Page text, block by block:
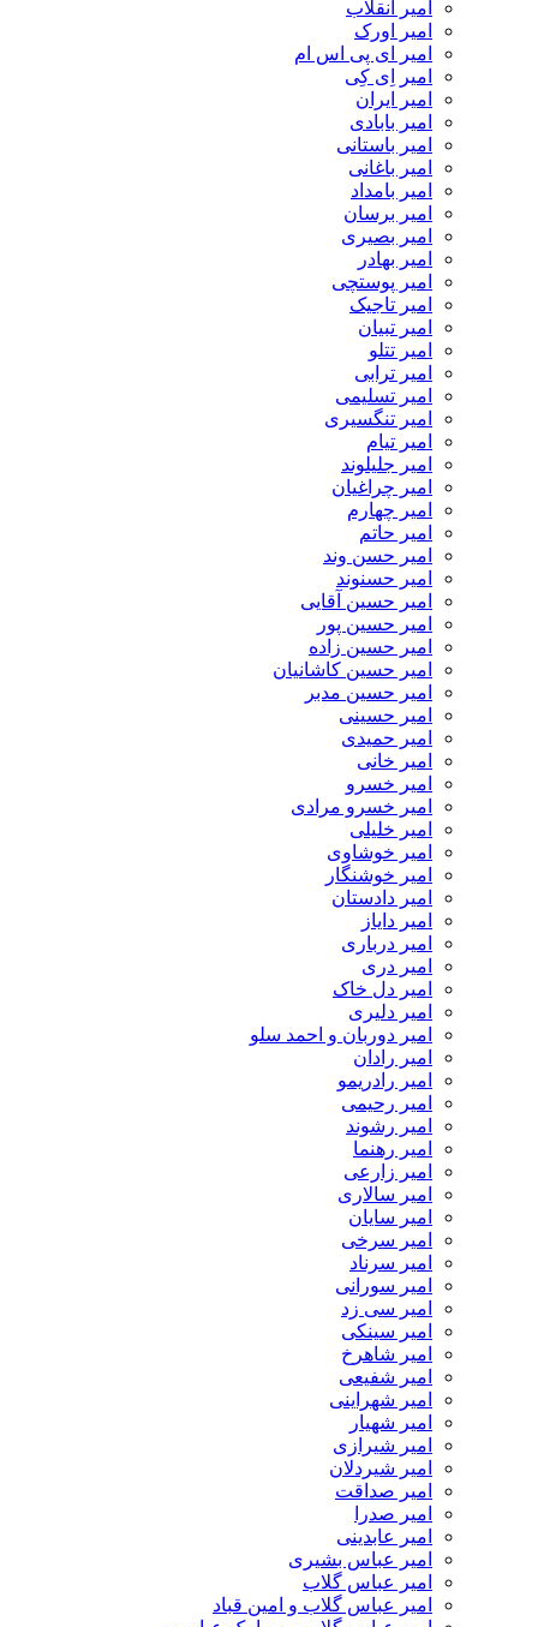
امیر انقلاب
امیر اورک
امیر ای پی اس ام
امیر اِی کِی
امیر ایران
امیر بابادی
امیر باستانی
امیر باغانی
امیر بامداد
امیر برسان
امیر بصیری
امیر بهادر
امیر پوستچی
امیر تاجیک
امیر تبیان
امیر تتلو
امیر ترابی
امیر تسلیمی
امیر تنگسیری
امیر تیام
امیر جلیلوند
امیر چراغیان
امیر چهارم
امیر حاتم
امیر حسن وند
امیر حسنوند
امیر حسین آقایی
امیر حسین پور
امیر حسین زاده
امیر حسین کاشانیان
امیر حسین مدبر
امیر حسینی
امیر حمیدی
امیر خانی
امیر خسرو
امیر خسرو مرادی
امیر خلیلی
امیر خوشاوی
امیر خوشنگار
امیر دادستان
امیر دایاز
امیر درباری
امیر دری
امیر دل خاک
امیر دلیری
امیر دوربان و احمد سلو
امیر رادان
امیر رادریمو
امیر رحیمی
امیر رشوند
امیر رهنما
امیر زارعی
امیر سالاری
امیر سایان
امیر سرخی
امیر سرناد
امیر سورانی
امیر سی زد
امیر سینکی
امیر شاهرخ
امیر شفیعی
امیر شهراینی
امیر شهیار
امیر شیرازی
امیر شیردلان
امیر صداقت
امیر صدرا
امیر عابدینی
امیر عباس بشیری
امیر عباس گلاب
امیر عباس گلاب و امین قباد